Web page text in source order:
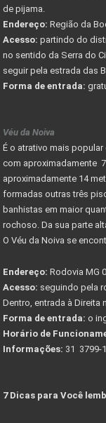
de pijama.
Endereço: Região da
Acesso: partindo do
no sentido da Serra do
seguir pela estrada das
Forma de entrada:
Véu da Noiva
É o atrativo mais popular
com aproximadamente
aproximadamente 14
formadas outras três
banhistas em maior
rochoso. Da sua parte
O Véu da Noiva se
Endereço: Rodovia MG
Acesso: seguindo pela
Dentro, entrada à Direita
Forma de entrada: o
Horário de
Informações: 31 3799-
7 Dicas para Você